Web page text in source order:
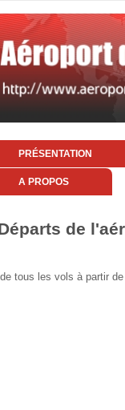
PRÉSENTATION
A PROPOS
de
tous les vols à partir